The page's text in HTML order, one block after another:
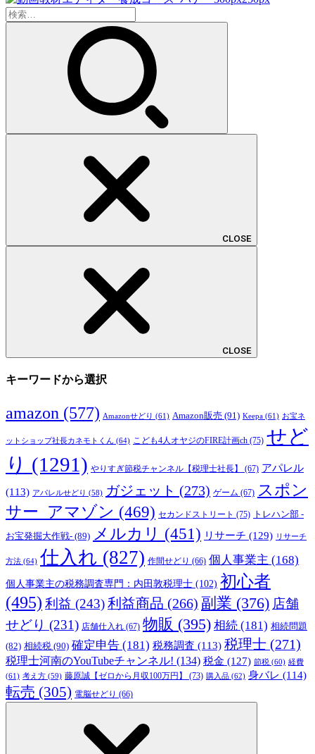
検
索:
CLOSE
CLOSE
キーワードから選択
amazon (577) Amazonせどり (61) Amazon販売 (91) Keepa (61) お宝ネ
ットショップ社長カネモトくん (64) こども4人オヤジのFIRE計画ch (75) せど
り (1291) やりすぎ節税チャンネル【税理士社長】 (67) アパレル
(113) アパレルせどり (58) ガジェット (273) ゲーム (67) スポン
サー_アマゾン (469) セカンドストリート (75) トレハン部 -
お宝発掘大作戦- (89) メルカリ (451) リサーチ (129) リサーチ
方法 (64) 仕入れ (827) 作間せどり (66) 個人事業主 (168)
個人事業主の税務調査専門：内田敦税理士 (102) 初心者
(495) 利益 (243)利益商品 (266) 副業 (376) 店舗
せどり (231) 店舗仕入れ (67) 物販 (395) 相続 (181) 相続問題
(82) 相続税 (90) 確定申告 (181) 税務調査 (113) 税理士 (271)
税理士河南のYouTubeチャンネル! (134) 税金 (127) 節税 (60) 経費
(61) 考え方 (59) 藤原誠【ゼロから月収100万円】 (73) 購入品 (62) 身バレ (114)
転売 (305) 電脳せどり (66)